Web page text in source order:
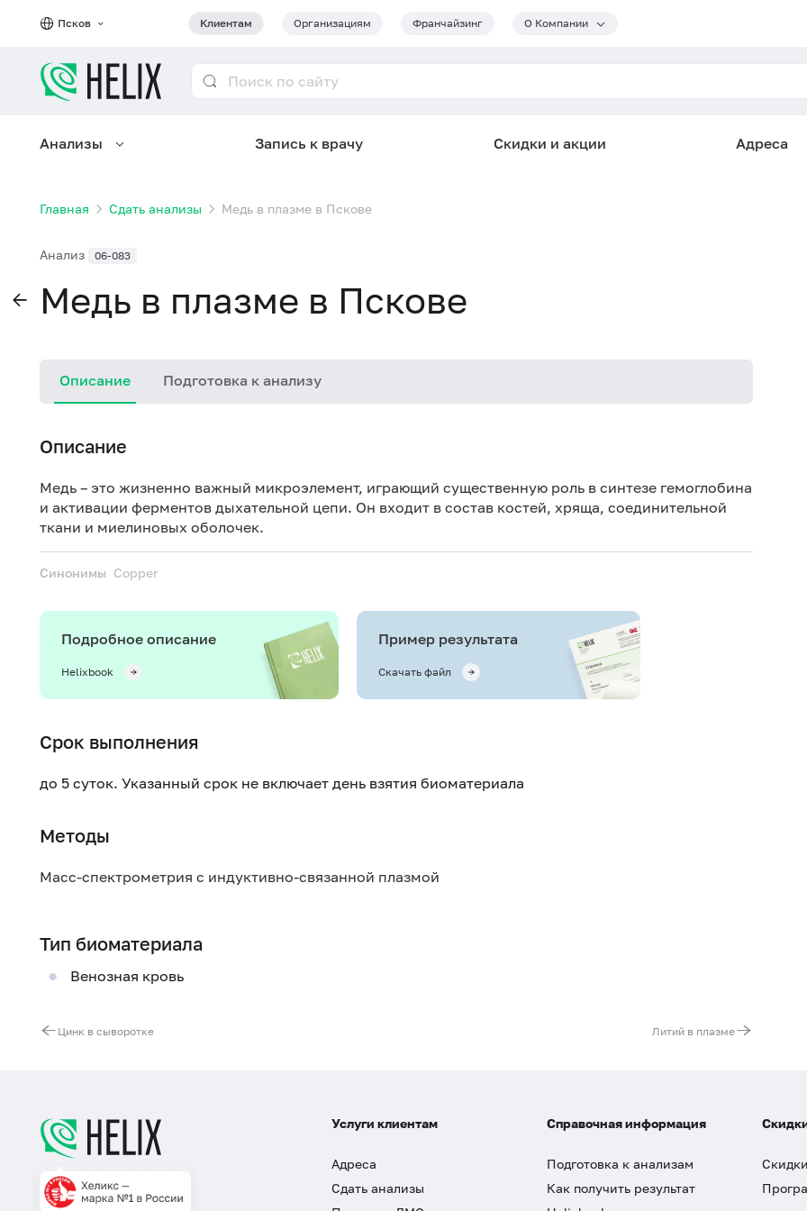
Псков Клиентам Организациям Франчайзинг О Компании
Анализы Запись к врачу Скидки и акции Адреса
Главная Сдать анализы Медь в плазме в Пскове
Анализ 06-083
Медь в плазме в Пскове
Описание Подготовка к анализу
Описание
Медь – это жизненно важный микроэлемент, играющий существенную роль в синтезе гемоглобина
и активации ферментов дыхательной цепи. Он входит в состав костей, хряща, соединительной
ткани и миелиновых оболочек.
Синонимы Copper
Подробное описание
Helixbook
Пример результата
Скачать файл
Срок выполнения
до 5 суток. Указанный срок не включает день взятия биоматериала
Методы
Масс-спектрометрия с индуктивно-связанной плазмой
Тип биоматериала
Венозная кровь
Цинк в сыворотке Литий в плазме
Услуги клиентам
Адреса
Сдать анализы
Справочная информация
Подготовка к анализам
Как получить результат